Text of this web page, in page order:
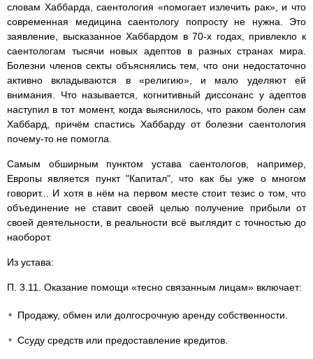
словам Хаббарда, саентология «помогает излечить рак», и что
современная медицина саентологу попросту не нужна. Это
заявление, высказанное Хаббардом в 70-х годах, привлекло к
саентологам тысячи новых адептов в разных странах мира.
Болезни членов секты объяснялись тем, что они недостаточно
активно вкладываются в «религию», и мало уделяют ей
внимания. Что называется, когнитивный диссонанс у адептов
наступил в тот момент, когда выяснилось, что раком болен сам
Хаббард, причём спастись Хаббарду от болезни саентология
почему-то не помогла.
Самым обширным пунктом устава саентологов, например,
Европы является пункт "Капитал", что как бы уже о многом
говорит... И хотя в нём на первом месте стоит тезис о том, что
объединение не ставит своей целью получение прибыли от
своей деятельности, в реальности всё выглядит с точностью до
наоборот.
Из устава:
П. 3.11. Оказание помощи «тесно связанным лицам» включает:
Продажу, обмен или долгосрочную аренду собственности.
Ссуду средств или предоставление кредитов.